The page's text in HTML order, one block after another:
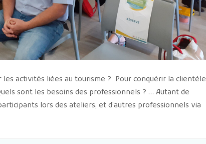
activités liées au tourisme ? Pour conquérir la clientèle
sont les besoins des professionnels ? … Autant de
lors des ateliers, et d’autres professionnels via